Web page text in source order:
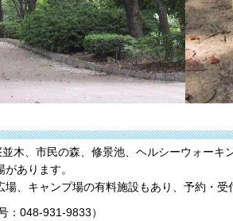
木、市民の森、修景池、ヘルシーウォー
あります。
、キャンプ場の有料施設もあり、予約・受
：048-931-9833）